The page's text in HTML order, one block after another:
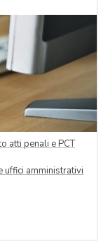
atti penali e PCT
uffici amministrativi